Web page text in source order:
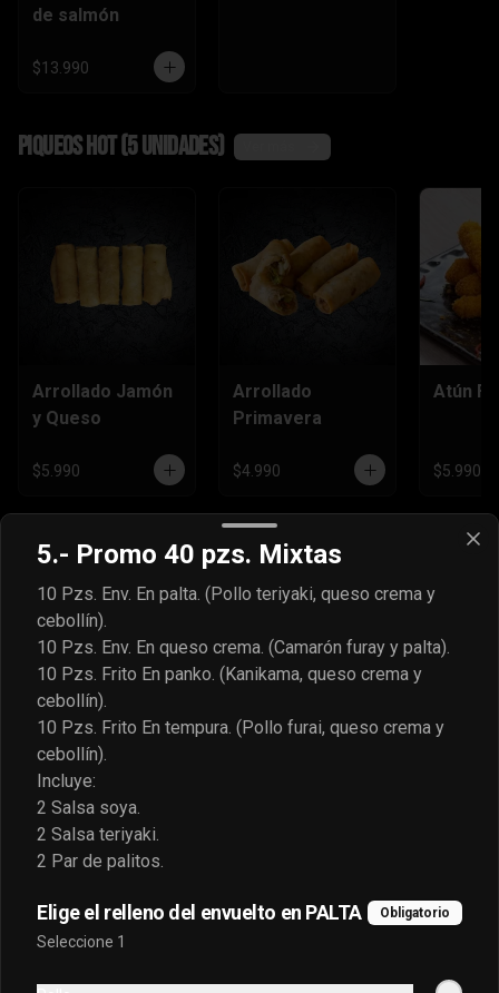
de salmón
$13.990
Piqueos hot (5 unidades)
Arrollado Jamón
y Queso
$5.990
Arrollado
Primavera
$4.990
Atún
$5.990
Gyosas (5 unidades) Ver más
Gyosas de
camarón
Bebestibles
5.- Promo 40 pzs. Mixtas
10 Pzs. Env. En palta. (Pollo teriyaki, queso crema y
cebollín).
10 Pzs. Env. En queso crema. (Camarón furay y palta).
10 Pzs. Frito En panko. (Kanikama, queso crema y
cebollín).
10 Pzs. Frito En tempura. (Pollo furai, queso crema y
cebollín).
Incluye:
2 Salsa soya.
2 Salsa teriyaki.
2 Par de palitos.
Elige el relleno del envuelto en PALTA Obligatorio
Seleccione 1